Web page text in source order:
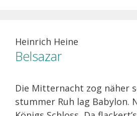
Heinrich Heine
Belsazar
Die Mitternacht zog näher
stummer Ruh lag Babylon.